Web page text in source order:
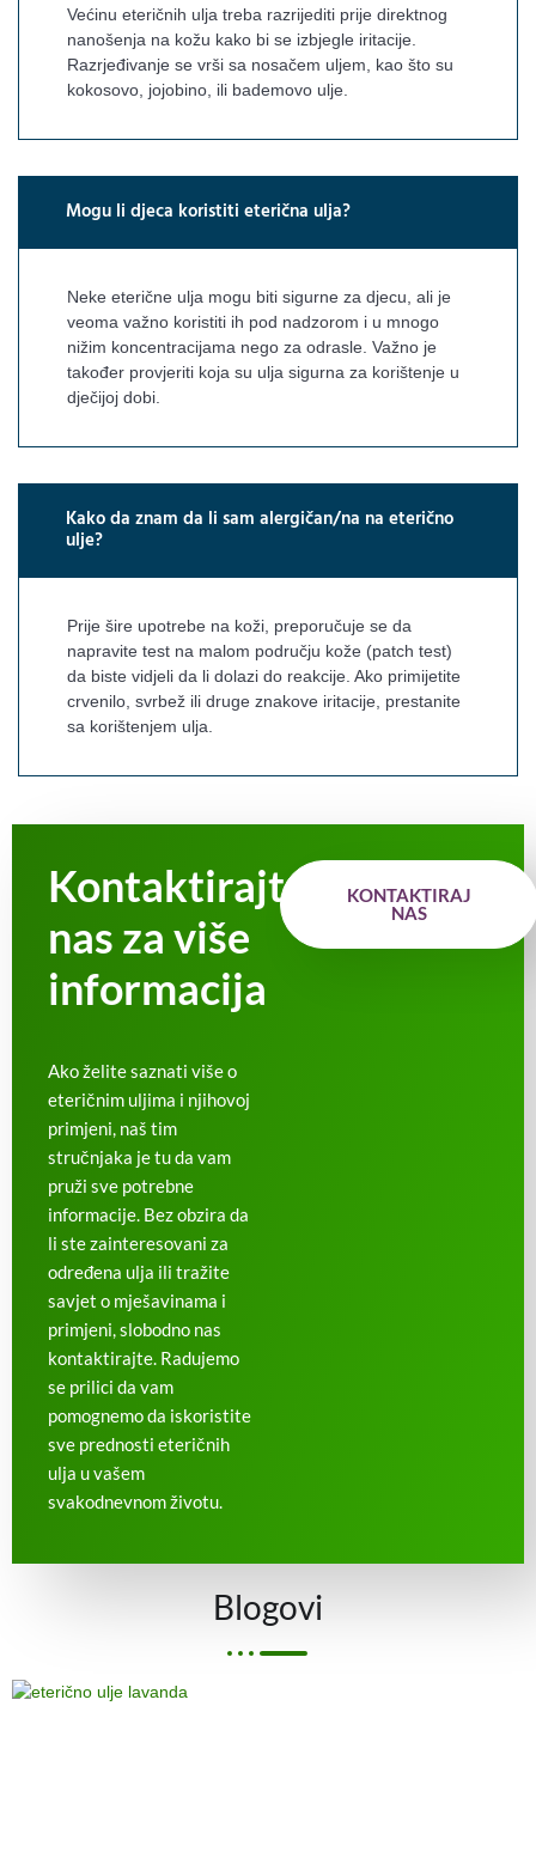
Većinu eteričnih ulja treba razrijediti prije direktnog
nanošenja na kožu kako bi se izbjegle iritacije.
Razrjeđivanje se vrši sa nosačem uljem, kao što su
kokosovo, jojobino, ili bademovo ulje.
Mogu li djeca koristiti eterična ulja?
Neke eterične ulja mogu biti sigurne za djecu, ali je
veoma važno koristiti ih pod nadzorom i u mnogo
nižim koncentracijama nego za odrasle. Važno je
također provjeriti koja su ulja sigurna za korištenje u
dječijoj dobi.
Kako da znam da li sam alergičan/na na eterično
ulje?
Prije šire upotrebe na koži, preporučuje se da
napravite test na malom području kože (patch test)
da biste vidjeli da li dolazi do reakcije. Ako primijetite
crvenilo, svrbež ili druge znakove iritacije, prestanite
sa korištenjem ulja.
Kontaktirajte
nas za više
informacija
Ako želite saznati više o
eteričnim uljima i njihovoj
primjeni, naš tim
stručnjaka je tu da vam
pruži sve potrebne
informacije. Bez obzira da
li ste zainteresovani za
određena ulja ili tražite
savjet o mješavinama i
primjeni, slobodno nas
kontaktirajte. Radujemo
se prilici da vam
pomognemo da iskoristite
sve prednosti eteričnih
ulja u vašem
svakodnevnom životu.
KONTAKTIRAJ
NAS
Blogovi